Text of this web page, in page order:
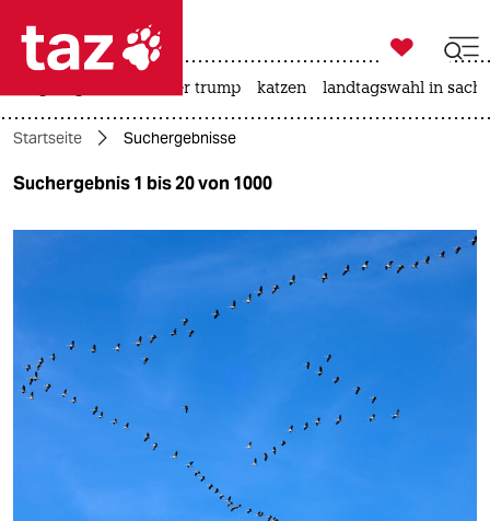
 taz zahl ich
taz zahl ich
themen
gesellschaft
kultur

taz zahl ich
usa unter trump katzen landtagswahl in
Startseite Suchergebnisse
Suchergebnis 1 bis 20 von 1000